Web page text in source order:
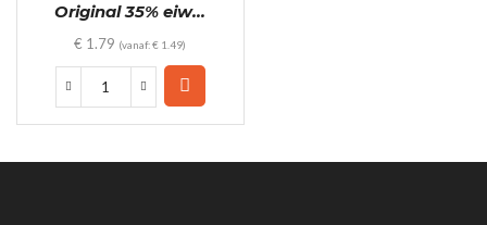
Original 35% eiw...
€ 1.79 (vanaf:€ 1.49)
Dutch